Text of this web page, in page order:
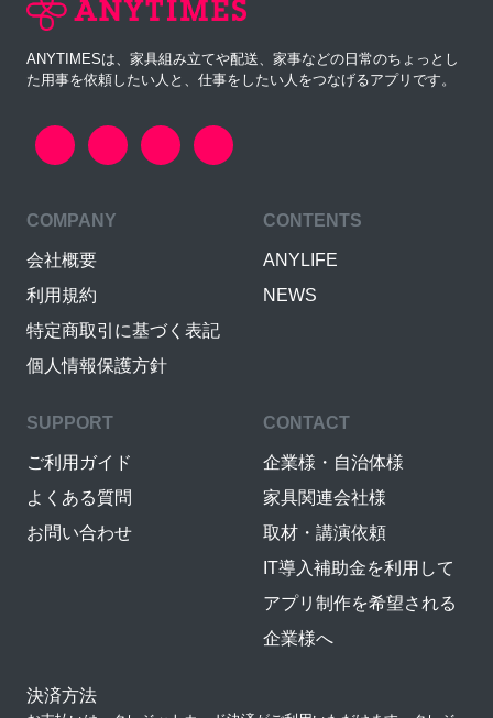
ANYTIMESは、家具組み立てや配送、家事などの日常のちょっとし
た用事を依頼したい人と、仕事をしたい人をつなげるアプリです。
COMPANY
会社概要
利用規約
特定商取引に基づく表記
個人情報保護方針
CONTENTS
ANYLIFE
NEWS
SUPPORT
ご利用ガイド
よくある質問
お問い合わせ
CONTACT
企業様・自治体様
家具関連会社様
取材・講演依頼
IT導入補助金を利用して
アプリ制作を希望される
企業様へ
決済方法